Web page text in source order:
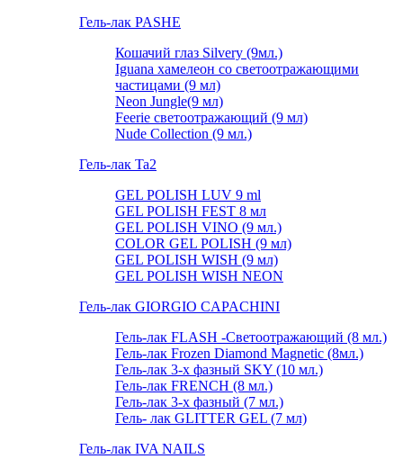
Гель-лак PASHE
Кошачий глаз Silvery (9мл.)
Iguana хамелеон со светоотражающими
частицами (9 мл)
Neon Jungle(9 мл)
Feerie светоотражающий (9 мл)
Nude Collection (9 мл.)
Гель-лак Ta2
GEL POLISH LUV 9 ml
GEL POLISH FEST 8 мл
GEL POLISH VINO (9 мл.)
COLOR GEL POLISH (9 мл)
GEL POLISH WISH (9 мл)
GEL POLISH WISH NEON
Гель-лак GIORGIO CAPACHINI
Гель-лак FLASH -Cветоотражающий (8 мл.)
Гель-лак Frozen Diamond Magnetic (8мл.)
Гель-лак 3-х фазный SKY (10 мл.)
Гель-лак FRENCH (8 мл.)
Гель-лак 3-х фазный (7 мл.)
Гель- лак GLITTER GEL (7 мл)
Гель-лак IVA NAILS